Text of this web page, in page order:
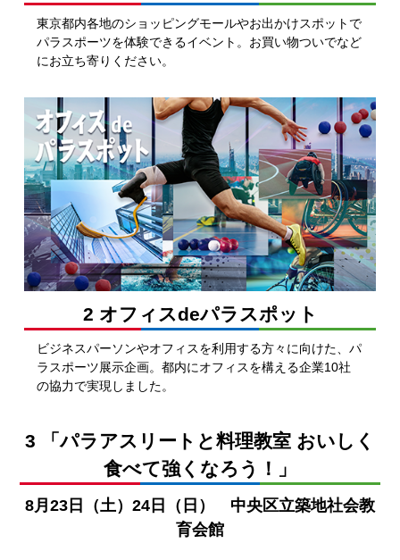
東京都内各地のショッピングモールやお出かけスポットで
パラスポーツを体験できるイベント。お買い物ついでなど
にお立ち寄りください。
2 オフィスdeパラスポット
ビジネスパーソンやオフィスを利用する方々に向けた、パ
ラスポーツ展示企画。都内にオフィスを構える企業10社
の協力で実現しました。
3 「パラアスリートと料理教室 おいしく
食べて強くなろう！」
8月23日（土）24日（日） 中央区立築地社会教
育会館